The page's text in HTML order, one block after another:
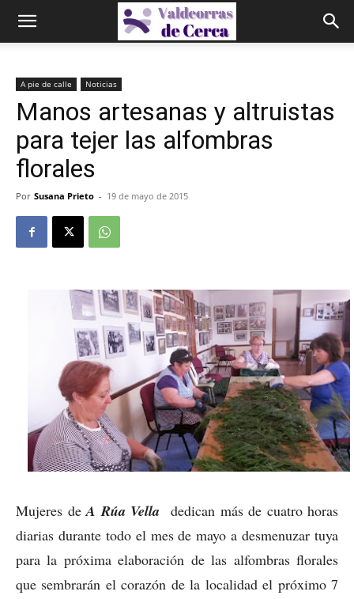
A pie de calle Noticias
Manos artesanas y altruistas
para tejer las alfombras
florales
Por Susana Prieto - 19 de mayo de 2015
Mujeres de A Rúa Vella
dedican más de cuatro horas
diarias durante todo el mes de mayo a desmenuzar tuya
para la próxima elaboración de las alfombras florales
que sembrarán el corazón de la localidad el próximo 7